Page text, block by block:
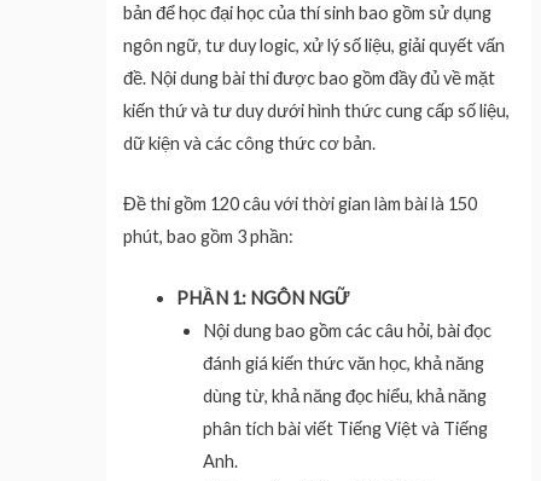
bản để học đại học của thí sinh bao gồm sử dụng
ngôn ngữ, tư duy logic, xử lý số liệu, giải quyết vấn
đề. Nội dung bài thi được bao gồm đầy đủ về mặt
kiến thứ và tư duy dưới hình thức cung cấp số liệu,
dữ kiện và các công thức cơ bản.
Đề thi gồm 120 câu với thời gian làm bài là 150
phút, bao gồm 3 phần:
PHẦN 1: NGÔN NGỮ
Nội dung bao gồm các câu hỏi, bài đọc
đánh giá kiến thức văn học, khả năng
dùng từ, khả năng đọc hiểu, khả năng
phân tích bài viết Tiếng Việt và Tiếng
Anh.